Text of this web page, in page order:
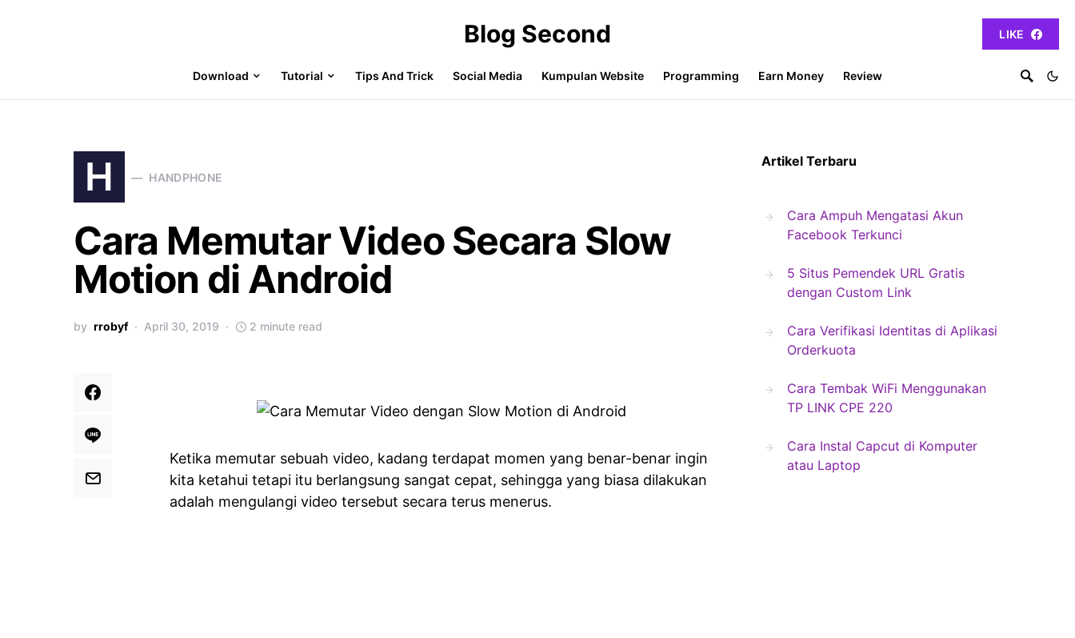
Blog Second LIKE
Download Tutorial Tips And Trick Social Media Kumpulan Website Programming Earn Money Review
H HANDPHONE
Cara Memutar Video Secara Slow
Motion di Android
by rrobyf April 30, 2019 2 minute read
Ketika memutar sebuah video, kadang terdapat momen yang benar-benar ingin
kita ketahui tetapi itu berlangsung sangat cepat, sehingga yang biasa dilakukan
adalah mengulangi video tersebut secara terus menerus.
Artikel Terbaru
Cara Ampuh Mengatasi Akun
Facebook Terkunci
5 Situs Pemendek URL Gratis
dengan Custom Link
Cara Verifikasi Identitas di Aplikasi
Orderkuota
Cara Tembak WiFi Menggunakan
TP LINK CPE 220
Cara Instal Capcut di Komputer
atau Laptop